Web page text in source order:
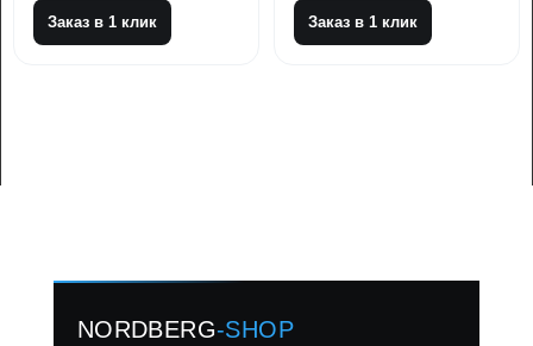
Заказ в 1 клик Заказ в 1 клик
NORDBERG-SHOP